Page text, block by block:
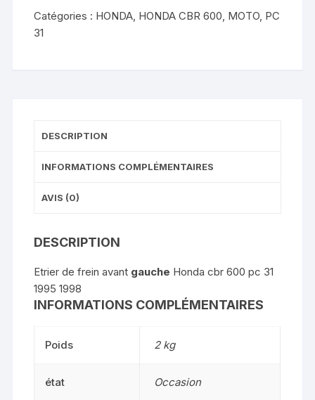
pc
31
Catégories : HONDA HONDA CBR 600 MOTO PC
31
DESCRIPTION
INFORMATIONS COMPLÉMENTAIRES
AVIS (0)
DESCRIPTION
Etrier de frein avant gauche Honda cbr 600 pc 31
1995 1998
INFORMATIONS COMPLÉMENTAIRES
Poids 2 kg
état Occasion